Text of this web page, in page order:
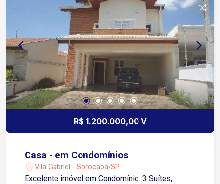
R$ 1.200.000,00 V
Casa - em Condomínios
Vila Gabriel - Sorocaba/SP
Excelente imóvel em Condomínio. 3 Suítes,